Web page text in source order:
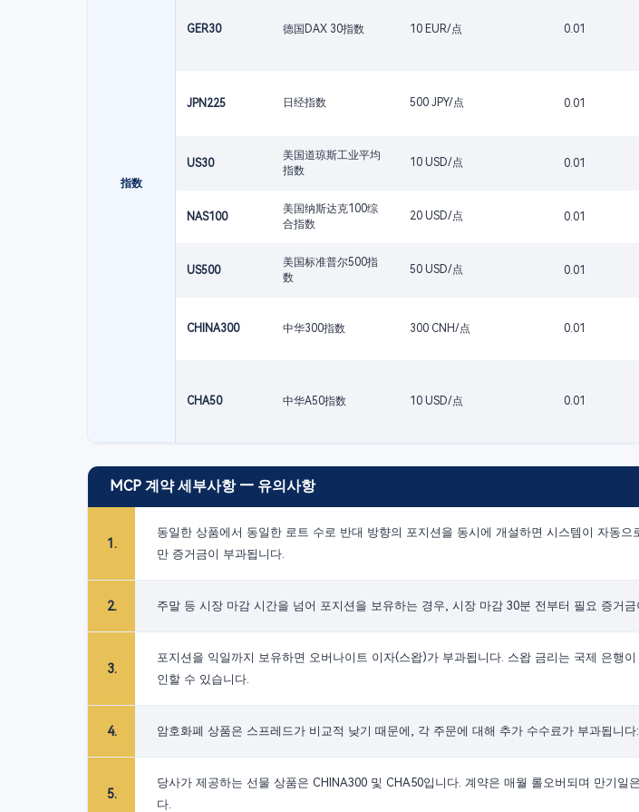
指数
GER30 德国DAX 30指数 10 EUR/点 0.01
JPN225 日经指数 500 JPY/点 0.01
US30
美国道琼斯工业平均
指数
10 USD/点 0.01
NAS100
美国纳斯达克100综
合指数
20 USD/点 0.01
US500
美国标准普尔500指
数
50 USD/点 0.01
CHINA300 中华300指数 300 CNH/点 0.01
CHA50 中华A50指数 10 USD/点 0.01
MCP 계약 세부사항 — 유의사항
1 .
동일한 상품에서 동일한 로트 수로 반대 방향의 포지션을 동시에 개설하면 시스템이 자동
만 증거금이 부과됩니다.
2. 주말 등 시장 마감 시간을 넘어 포지션을 보유하는 경우, 시장 마감 30분 전부터 필요 증거
3.
포지션을 익일까지 보유하면 오버나이트 이자(스왑)가 부과됩니다. 스왑 금리는 국제 은
인할 수 있습니다.
4. 암호화폐 상품은 스프레드가 비교적 낮기 때문에, 각 주문에 대해 추가 수수료가 부과됩니
5.
당사가 제공하는 선물 상품은 CHINA300 및 CHA50입니다. 계약은 매월 롤오버되며 만기
다.